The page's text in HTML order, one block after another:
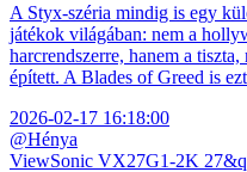
A Styx-széria mindig is egy
játékok világában: nem a
harcrendszerre, hanem a
épített. A Blades of Greed is
2026-02-17 16:18:00
@Hénya
ViewSonic VX27G1-2K